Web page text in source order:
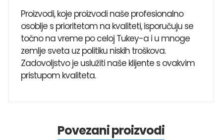
Proizvodi, koje proizvodi naše profesionalno
osoblje s prioritetom na kvaliteti, isporučuju se
točno na vreme po celoj Tukey-a i u mnoge
zemlje sveta uz politiku niskih troškova.
Zadovoljstvo je uslužiti naše klijente s ovakvim
pristupom kvaliteta.
Povezani proizvodi